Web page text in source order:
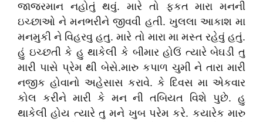
જાજરમાન નહોતું થવું. મારે તો ફકત મારા મનની
ઇચ્છાઓ ને મનભરીને જીવવી હતી. ખુલલા આકાશ મા
મનમુકી ને વિહરવુ હતુ. મારે તો મારા મા મસ્ત રહેવું હતું.
હું ઇચ્છતી કે હુ થાકેલી કે બીમાર હોઉં ત્યારે બેઘડી તુ
મારી પાસે પ્રેમ થી બેસે.મારુ કપાળ ચુમી ને તારા મારી
નજીક હોવાનો અહેસાસ કરાવે. કે દિવસ મા એકવાર
કોલ કરીને મારી કે મન ની તબિયત વિશે પુછે. હુ
થાકેલી હોય ત્યારે તુ મને ખુબ પરેમ કરે. કયારેક મારુ